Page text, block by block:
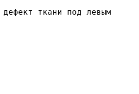
дефект ткани под левым